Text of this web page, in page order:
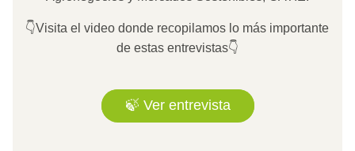
👇Visita el video donde recopilamos lo más importante
de estas entrevistas👇
🍃 Ver entrevista